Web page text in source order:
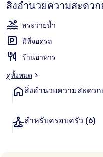
สิ่งอำนวยความสะดว
สระว่ายน้ำ
มีที่จอดรถ
ร้านอาหาร
ดูทั้งหมด
สิ่งอำนวยความสะดว
สำหรับครอบครัว (6)